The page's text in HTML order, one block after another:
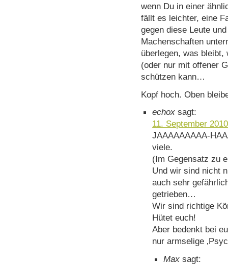
wenn Du in einer
fällt es leichter, eine
gegen diese Leute
Machenschaften
überlegen, was bleibt,
(oder nur mit offener
schützen kann…
Kopf hoch. Oben
echox sagt:
11. September
JAAAAAAAAA-
viele.
(Im Gegensatz zu
Und wir sind nicht
auch sehr
getrieben…
Wir sind richtige
Hütet euch!
Aber bedenkt bei
nur armselige
Max sagt: